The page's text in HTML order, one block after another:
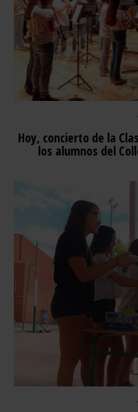
Hoy, concierto de la
los alumnos del